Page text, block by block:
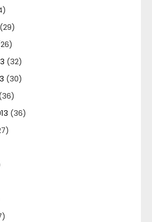
(29)
(32)
(30)
(36)